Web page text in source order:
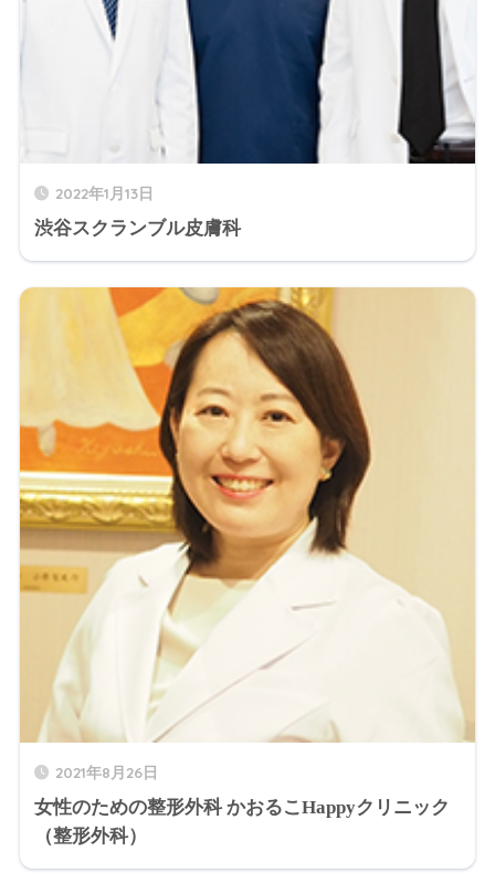
2022年1月13日
渋谷スクランブル皮膚科
2021年8月26日
女性のための整形外科 かおるこHappyクリニック
（整形外科）